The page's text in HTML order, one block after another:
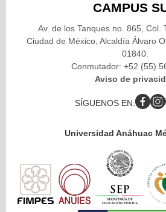
CAMPUS
Av. de los Tanques no. 865, Col.
Ciudad de México, Alcaldía Álvaro
01840.
Conmutador: +52 (55)
Aviso de
SÍGUENOS EN:
Universidad Anáhuac